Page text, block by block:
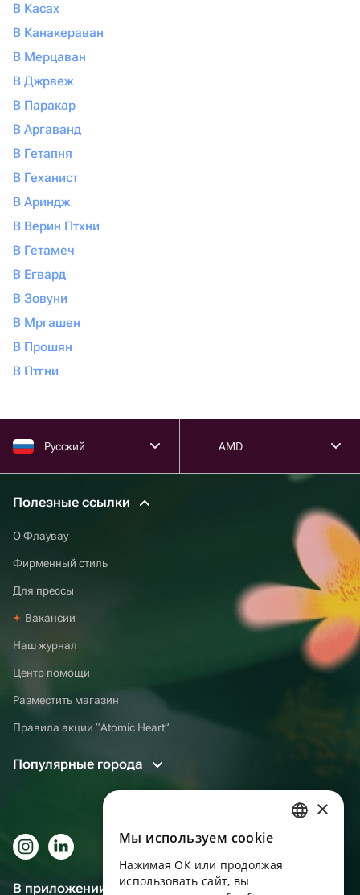
В Касах
В Канакераван
В Мерцаван
В Джрвеж
В Паракар
В Аргаванд
В Гетапня
В Геханист
В Ариндж
В Верин Птхни
В Гетамеч
В Егвард
В Зовуни
В Мргашен
В Прошян
В Птгни
Русский AMD
Полезные ссылки
О Флаувау
Фирменный стиль
Для прессы
Вакансии
Наш журнал
Центр помощи
Разместить магазин
Правила акции “Atomic Heart”
Популярные города
В приложении еще удобнее!
ENGLISH
×
Мы используем сookie
Нажимая ОК или продолжая
использовать сайт, вы